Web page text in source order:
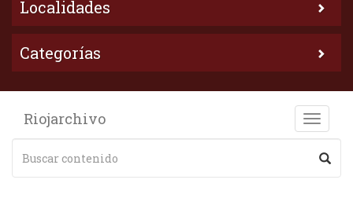
Localidades
Categorías
Toggle
Riojarchivo